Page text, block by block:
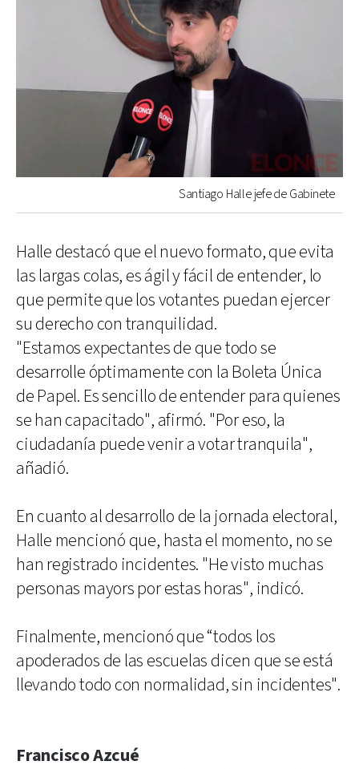
Santiago Halle jefe de Gabinete
Halle destacó que el nuevo formato, que evita
las largas colas, es ágil y fácil de entender, lo
que permite que los votantes puedan ejercer
su derecho con tranquilidad.
"Estamos expectantes de que todo se
desarrolle óptimamente con la Boleta Única
de Papel. Es sencillo de entender para quienes
se han capacitado", afirmó. "Por eso, la
ciudadanía puede venir a votar tranquila",
añadió.
En cuanto al desarrollo de la jornada electoral,
Halle mencionó que, hasta el momento, no se
han registrado incidentes. "He visto muchas
personas mayors por estas horas", indicó.
Finalmente, mencionó que “todos los
apoderados de las escuelas dicen que se está
llevando todo con normalidad, sin incidentes".
Francisco Azcué